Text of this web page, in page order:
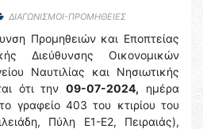
ΔΙΑΓΩΝΙΣΜΟΙ-ΠΡΟΜΗΘΕΙΕΣ
Προμηθειών και Εποπτείας
Διεύθυνσης Οικονομικών
Ναυτιλίας και Νησιωτικής
ότι την09-07-2024, ημέρα
γραφείο 403 του κτιρίου του
Πύλη Ε1-Ε2, Πειραιάς),